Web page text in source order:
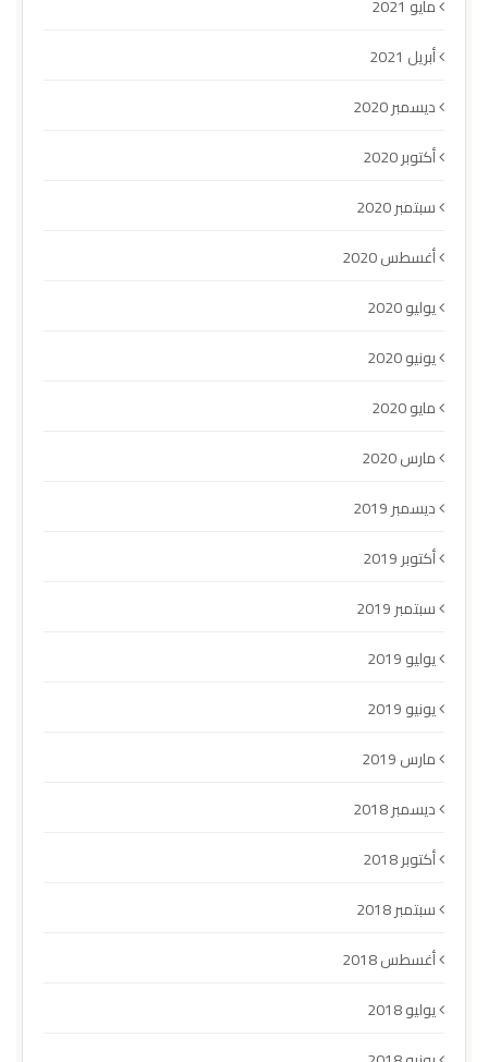
مايو 2021
أبريل 2021
ديسمبر 2020
أكتوبر 2020
سبتمبر 2020
أغسطس 2020
يوليو 2020
يونيو 2020
مايو 2020
مارس 2020
ديسمبر 2019
أكتوبر 2019
سبتمبر 2019
يوليو 2019
يونيو 2019
مارس 2019
ديسمبر 2018
أكتوبر 2018
سبتمبر 2018
أغسطس 2018
يوليو 2018